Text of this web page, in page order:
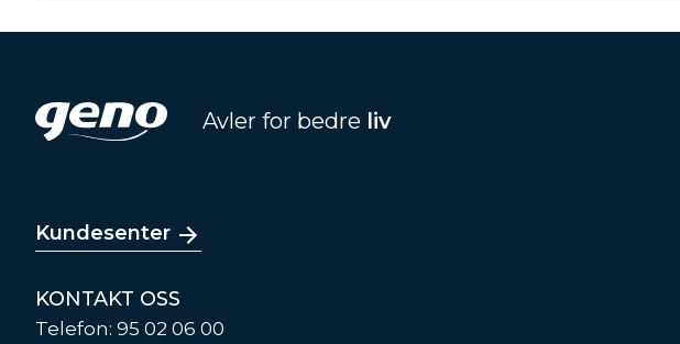
Avler for bedre liv
Kundesenter
KONTAKT OSS
Telefon: 95 02 06 00